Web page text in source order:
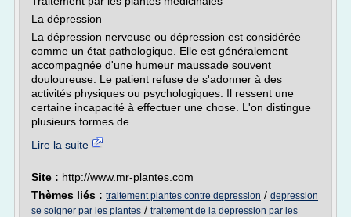
La dépression
La dépression nerveuse ou dépression est considérée
comme un état pathologique. Elle est généralement
accompagnée d'une humeur maussade souvent
douloureuse. Le patient refuse de s'adonner à des
activités physiques ou psychologiques. Il ressent une
certaine incapacité à effectuer une chose. L'on distingue
plusieurs formes de...
Lire la suite
Site : http://www.mr-plantes.com
Thèmes liés : traitement plantes contre depression / depression
se soigner par les plantes / traitement de la depression par les